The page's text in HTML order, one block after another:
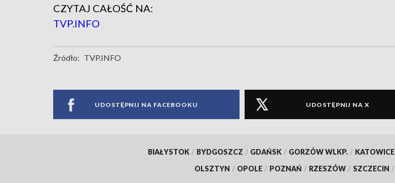
CZYTAJ CAŁOŚĆ NA:
TVP.INFO
Źródło: TVP.INFO
UDOSTĘPNIJ NA FACEBOOKU UDOSTĘPNIJ NA X
BIAŁYSTOK / BYDGOSZCZ / GDAŃSK / GORZÓW WLKP. / KATOWICE
OLSZTYN / OPOLE / POZNAŃ / RZESZÓW / SZCZECIN /